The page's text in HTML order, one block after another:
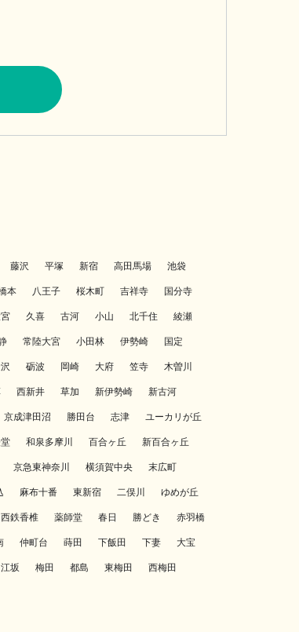
藤沢 平塚 新宿 高田馬場 池袋
本 八王子 桜木町 吉祥寺 国分寺
久喜 古河 小山 北千住 綾瀬
常陸大宮 小田林 伊勢崎 国定
砺波 岡崎 大府 笠寺 木曽川
西新井 草加 新伊勢崎 新古河
京成津田沼 勝田台 志津 ユーカリが丘
和泉多摩川 百合ヶ丘 新百合ヶ丘
京急東神奈川 横須賀中央 末広町
麻布十番 東新宿 二俣川 ゆめが丘
西鉄香椎 薬師堂 春日 勝どき 赤羽橋
仲町台 蒔田 下飯田 下妻 大宝
江坂 梅田 都島 東梅田 西梅田